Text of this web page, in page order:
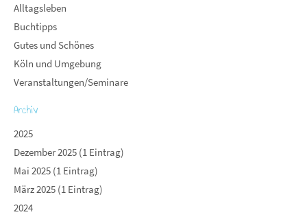
Alltagsleben
Buchtipps
Gutes und Schönes
Köln und Umgebung
Veranstaltungen/Seminare
Archiv
2025
Dezember 2025 (1 Eintrag)
Mai 2025 (1 Eintrag)
März 2025 (1 Eintrag)
2024